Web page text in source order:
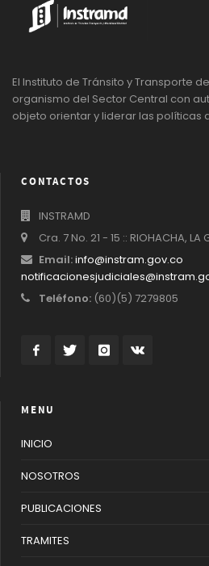
El Instituto de Tránsito y Transporte
organismo del Sector Central con
objeto orientar y liderar las políticas
CONTACTOS
INSTRAMD
Cra. 7 No. 21 - 15 :: RIOHACHA, LA
Email:info@instram.gov.co
Teléfono: (60)(5) 7279805
MENU
INICIO
NOSOTROS
PUBLICACIONES
TRAMITES